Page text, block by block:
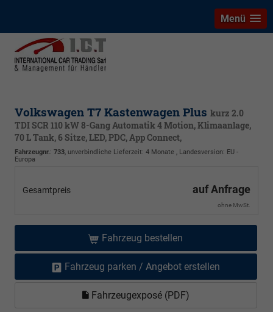
Menü
Volkswagen T7 Kastenwagen Plus kurz 2.0
TDI SCR 110 kW 8-Gang Automatik 4 Motion, Klimaanlage,
70 L Tank, 6 Sitze, LED, PDC, App Connect,
Fahrzeugnr.: 733, unverbindliche Lieferzeit: 4 Monate , Landesversion: EU -
Europa
Gesamtpreis auf Anfrage
ohne MwSt.
Fahrzeug bestellen
Fahrzeug parken / Angebot erstellen
Fahrzeugexposé (PDF)